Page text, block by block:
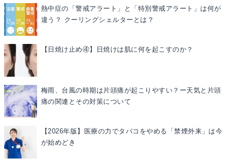
熱中症の「警戒アラート」と「特別警戒アラート」は何が
違う？ クーリングシェルターとは？
【日焼け止め④】日焼けは肌に何を起こすのか？
梅雨、台風の時期は片頭痛が起こりやすい？ー天気と片頭
痛の関連とその対策について
【2026年版】医療の力でタバコをやめる「禁煙外来」は今
が始めどき